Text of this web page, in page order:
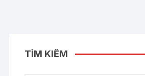
TÌM KIẾM